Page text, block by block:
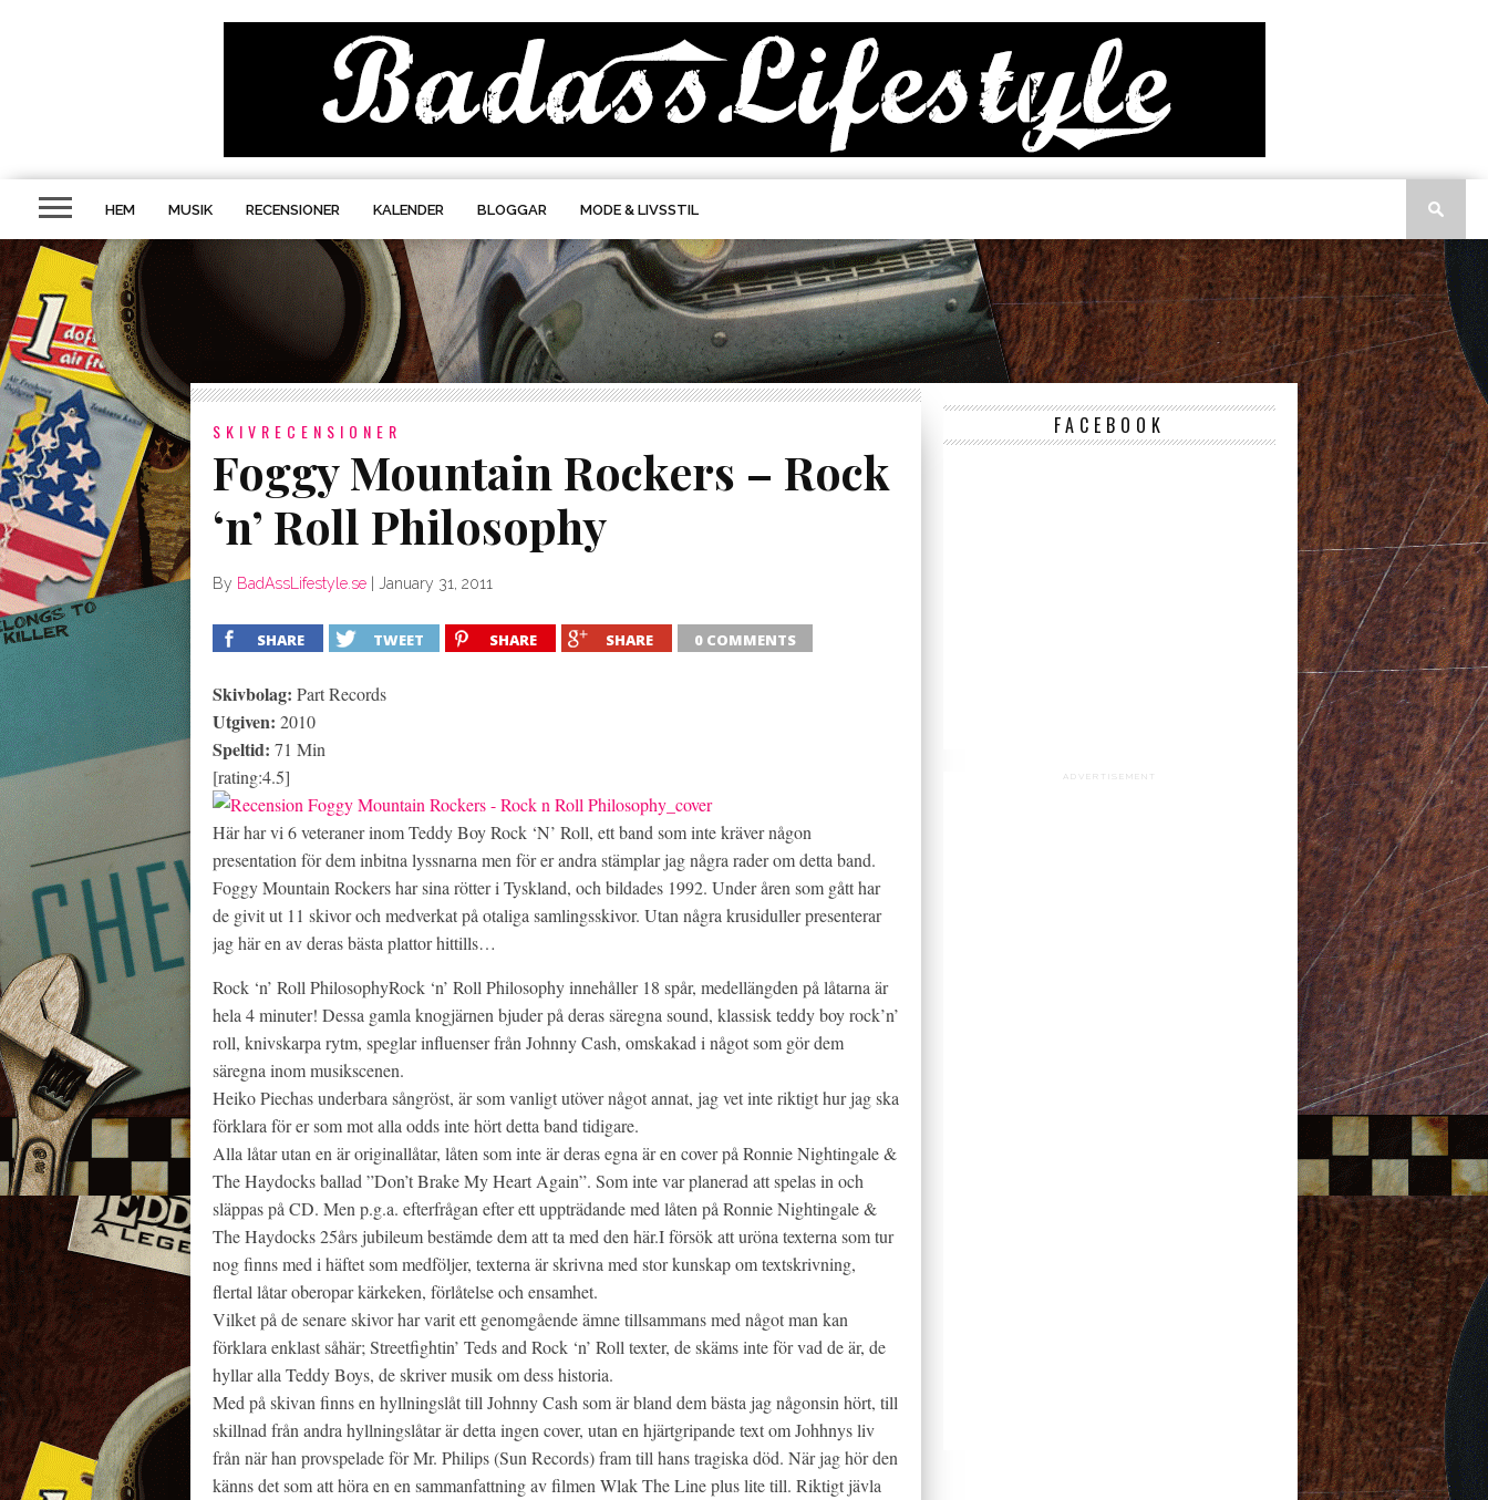
HEM MUSIK RECENSIONER KALENDER BLOGGAR MODE & LIVSSTIL
SKIVRECENSIONER
Foggy Mountain Rockers – Rock
‘n’ Roll Philosophy
By BadAssLifestyle.se January 31, 2011
SHARE TWEET SHARE SHARE 0 COMMENTS
Skivbolag: Part Records
Utgiven: 2010
Speltid: 71 Min
[rating:4.5]
Här har vi 6 veteraner inom Teddy Boy Rock ‘N’ Roll, ett band som inte kräver någon
presentation för dem inbitna lyssnarna men för er andra stämplar jag några rader om detta band.
Foggy Mountain Rockers har sina rötter i Tyskland, och bildades 1992. Under åren som gått har
de givit ut 11 skivor och medverkat på otaliga samlingsskivor. Utan några krusiduller presenterar
jag här en av deras bästa plattor hittills…
Rock ‘n’ Roll PhilosophyRock ‘n’ Roll Philosophy innehåller 18 spår, medellängden på låtarna är
hela 4 minuter! Dessa gamla knogjärnen bjuder på deras säregna sound, klassisk teddy boy rock’n’
roll, knivskarpa rytm, speglar influenser från Johnny Cash, omskakad i något som gör dem
säregna inom musikscenen.
Heiko Piechas underbara sångröst, är som vanligt utöver något annat, jag vet inte riktigt hur jag ska
förklara för er som mot alla odds inte hört detta band tidigare.
Alla låtar utan en är originallåtar, låten som inte är deras egna är en cover på Ronnie Nightingale &
The Haydocks ballad ”Don’t Brake My Heart Again”. Som inte var planerad att spelas in och
släppas på CD. Men p.g.a. efterfrågan efter ett uppträdande med låten på Ronnie Nightingale &
The Haydocks 25års jubileum bestämde dem att ta med den här.I försök att uröna texterna som tur
nog finns med i häftet som medföljer, texterna är skrivna med stor kunskap om textskrivning,
flertal låtar oberopar kärkeken, förlåtelse och ensamhet.
Vilket på de senare skivor har varit ett genomgående ämne tillsammans med något man kan
förklara enklast såhär; Streetfightin’ Teds and Rock ‘n’ Roll texter, de skäms inte för vad de är, de
hyllar alla Teddy Boys, de skriver musik om dess historia.
Med på skivan finns en hyllningslåt till Johnny Cash som är bland dem bästa jag någonsin hört, till
skillnad från andra hyllningslåtar är detta ingen cover, utan en hjärtgripande text om Johhnys liv
från när han provspelade för Mr. Philips (Sun Records) fram till hans tragiska död. När jag hör den
känns det som att höra en en sammanfattning av filmen Wlak The Line plus lite till. Riktigt jävla
FACEBOOK
ADVERTISEMENT